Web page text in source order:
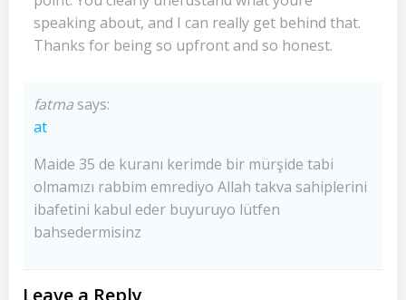
speaking about, and I can really get behind that.
Thanks for being so upfront and so honest.
fatma says:
at
Maide 35 de kuranı kerimde bir mürşide tabi
olmamızı rabbim emrediyo Allah takva sahiplerini
ibafetini kabul eder buyuruyo lütfen
bahsedermisinz
Leave a Reply